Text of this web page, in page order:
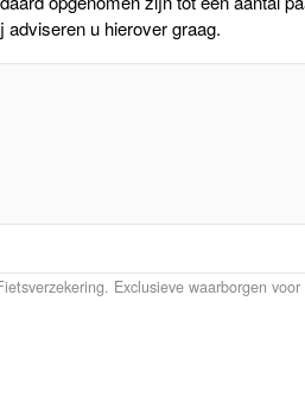
adviseren u hierover graag.
Exclusieve waarborgen